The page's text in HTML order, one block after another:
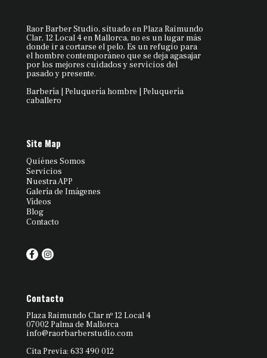
Raor Barber Studio, situado en Plaza Raimundo
Clar, 12 Local 4 en Mallorca, no es un lugar más
donde ir a cortarse el pelo. Es un refugio para
el hombre contemporáneo que se deja agasajar
por los mejores cuidados y servicios del
pasado y presente.
Barbería | Peluquería hombre | Peluquería
caballero
Site Map
Quiénes Somos
Servicios
Nuestra APP
Galería de Imágenes
Vídeos
Blog
Contacto
Contacto
Plaza Raimundo Clar nº 12 Local 4
07002 Palma de Mallorca
info@raorbarberstudio.com
Cita Previa: 633 490 012